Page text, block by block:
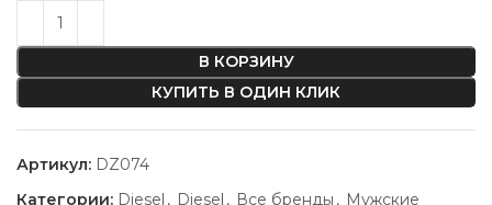
В КОРЗИНУ
КУПИТЬ В ОДИН КЛИК
Артикул: DZ074
Категории: Diesel , Diesel , Все бренды , Мужские